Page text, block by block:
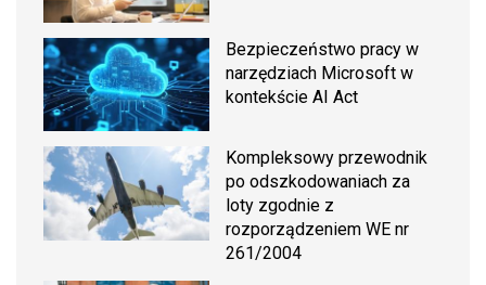
Bezpieczeństwo pracy w
narzędziach Microsoft w
kontekście AI Act
Kompleksowy przewodnik
po odszkodowaniach za
loty zgodnie z
rozporządzeniem WE nr
261/2004